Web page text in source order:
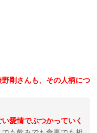
野剛さんも、その人柄につ
愛情でぶつかっていく